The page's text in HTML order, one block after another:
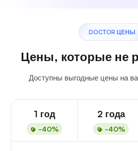
.DOCTOR ЦЕНЫ
Цены, которые не
Доступны выгодные цены на
1 год
-40%
2 года
-40%